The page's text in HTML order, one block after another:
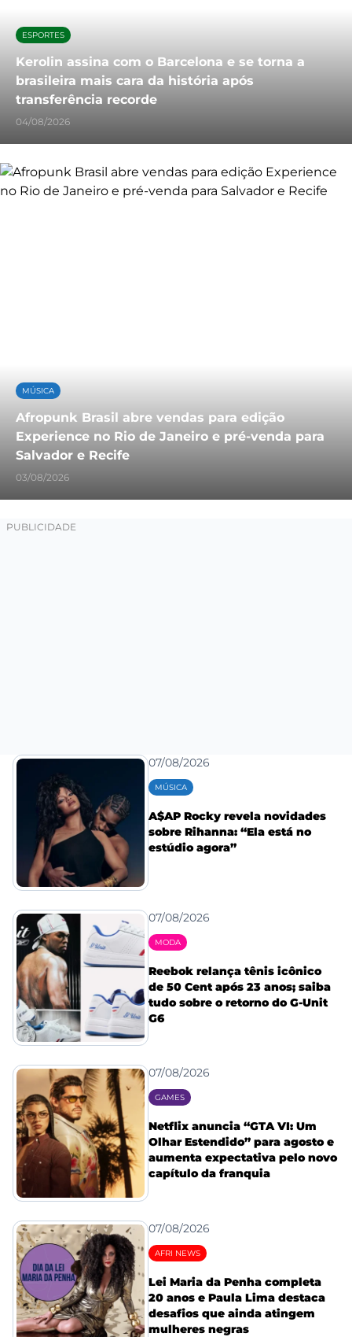
ESPORTES
Kerolin assina com o Barcelona e se torna a
brasileira mais cara da história após
transferência recorde
04/08/2026
MÚSICA
Afropunk Brasil abre vendas para edição
Experience no Rio de Janeiro e pré-venda para
Salvador e Recife
03/08/2026
07/08/2026
MÚSICA
A$AP Rocky revela novidades
sobre Rihanna: “Ela está no
estúdio agora”
07/08/2026
MODA
Reebok relança tênis icônico
de 50 Cent após 23 anos; saiba
tudo sobre o retorno do G-Unit
G6
07/08/2026
GAMES
Netflix anuncia “GTA VI: Um
Olhar Estendido” para agosto e
aumenta expectativa pelo novo
capítulo da franquia
07/08/2026
AFRI NEWS
Lei Maria da Penha completa
20 anos e Paula Lima destaca
desafios que ainda atingem
mulheres negras